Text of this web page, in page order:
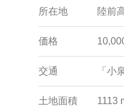
所在地 陸前
価格
交通 「小
土地面積 1113